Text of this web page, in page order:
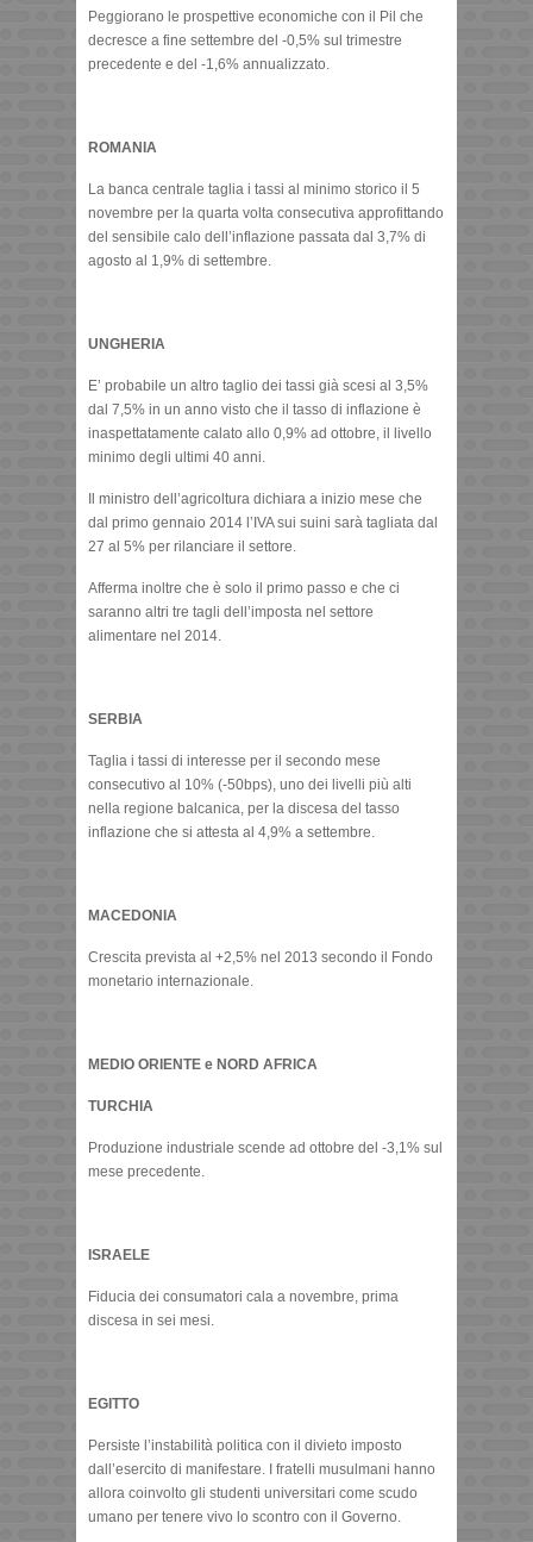
Peggiorano le prospettive economiche con il Pil che
decresce a fine settembre del -0,5% sul trimestre
precedente e del -1,6% annualizzato.
ROMANIA
La banca centrale taglia i tassi al minimo storico il 5
novembre per la quarta volta consecutiva approfittando
del sensibile calo dell’inflazione passata dal 3,7% di
agosto al 1,9% di settembre.
UNGHERIA
E’ probabile un altro taglio dei tassi già scesi al 3,5%
dal 7,5% in un anno visto che il tasso di inflazione è
inaspettatamente calato allo 0,9% ad ottobre, il livello
minimo degli ultimi 40 anni.
Il ministro dell’agricoltura dichiara a inizio mese che
dal primo gennaio 2014 l’IVA sui suini sarà tagliata dal
27 al 5% per rilanciare il settore.
Afferma inoltre che è solo il primo passo e che ci
saranno altri tre tagli dell’imposta nel settore
alimentare nel 2014.
SERBIA
Taglia i tassi di interesse per il secondo mese
consecutivo al 10% (-50bps), uno dei livelli più alti
nella regione balcanica, per la discesa del tasso
inflazione che si attesta al 4,9% a settembre.
MACEDONIA
Crescita prevista al +2,5% nel 2013 secondo il Fondo
monetario internazionale.
MEDIO ORIENTE e NORD AFRICA
TURCHIA
Produzione industriale scende ad ottobre del -3,1% sul
mese precedente.
ISRAELE
Fiducia dei consumatori cala a novembre, prima
discesa in sei mesi.
EGITTO
Persiste l’instabilità politica con il divieto imposto
dall’esercito di manifestare. I fratelli musulmani hanno
allora coinvolto gli studenti universitari come scudo
umano per tenere vivo lo scontro con il Governo.